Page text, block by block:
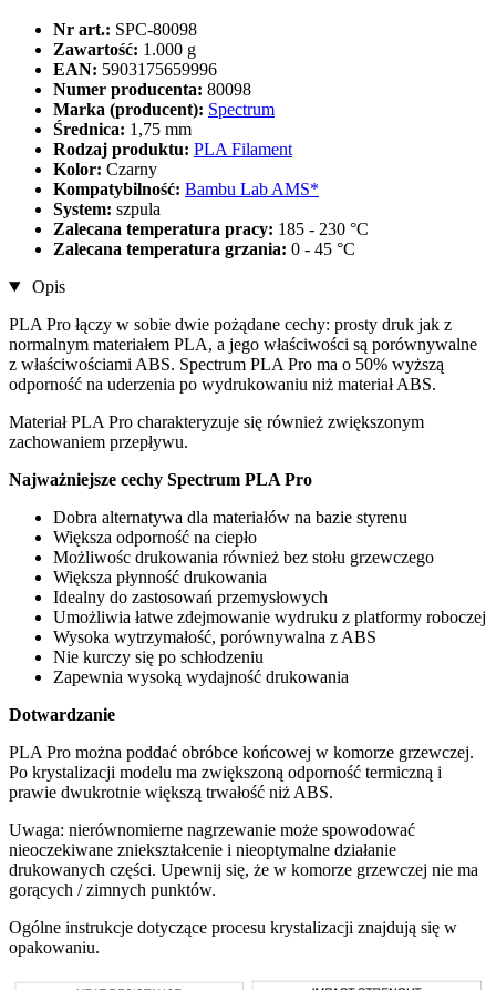
Nr art.: SPC-80098
Zawartość: 1.000 g
EAN: 5903175659996
Numer producenta: 80098
Marka (producent): Spectrum
Średnica: 1,75 mm
Rodzaj produktu: PLA Filament
Kolor: Czarny
Kompatybilność: Bambu Lab AMS*
System: szpula
Zalecana temperatura pracy: 185 - 230 °C
Zalecana temperatura grzania: 0 - 45 °C
Opis
PLA Pro łączy w sobie dwie pożądane cechy: prosty druk jak z
normalnym materiałem PLA, a jego właściwości są porównywalne
z właściwościami ABS. Spectrum PLA Pro ma o 50% wyższą
odporność na uderzenia po wydrukowaniu niż materiał ABS.
Materiał PLA Pro charakteryzuje się również zwiększonym
zachowaniem przepływu.
Najważniejsze cechy Spectrum PLA Pro
Dobra alternatywa dla materiałów na bazie styrenu
Większa odporność na ciepło
Możliwośc drukowania również bez stołu grzewczego
Większa płynność drukowania
Idealny do zastosowań przemysłowych
Umożliwia łatwe zdejmowanie wydruku z platformy roboczej
Wysoka wytrzymałość, porównywalna z ABS
Nie kurczy się po schłodzeniu
Zapewnia wysoką wydajność drukowania
Dotwardzanie
PLA Pro można poddać obróbce końcowej w komorze grzewczej.
Po krystalizacji modelu ma zwiększoną odporność termiczną i
prawie dwukrotnie większą trwałość niż ABS.
Uwaga: nierównomierne nagrzewanie może spowodować
nieoczekiwane zniekształcenie i nieoptymalne działanie
drukowanych części. Upewnij się, że w komorze grzewczej nie ma
gorących / zimnych punktów.
Ogólne instrukcje dotyczące procesu krystalizacji znajdują się w
opakowaniu.